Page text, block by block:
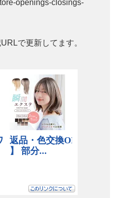
openings-closings-
で更新してます。